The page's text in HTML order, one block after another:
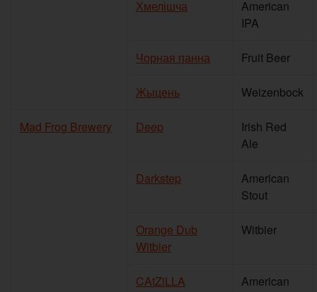
Хмелішча
American
IPA
Чорная панна Fruit Beer
Жыцень Weizenbock
Mad Frog Brewery Deep
Irish Red
Ale
Darkstep
American
Stout
Orange Dub
Witbier
Witbier
CAtZiLLA
American